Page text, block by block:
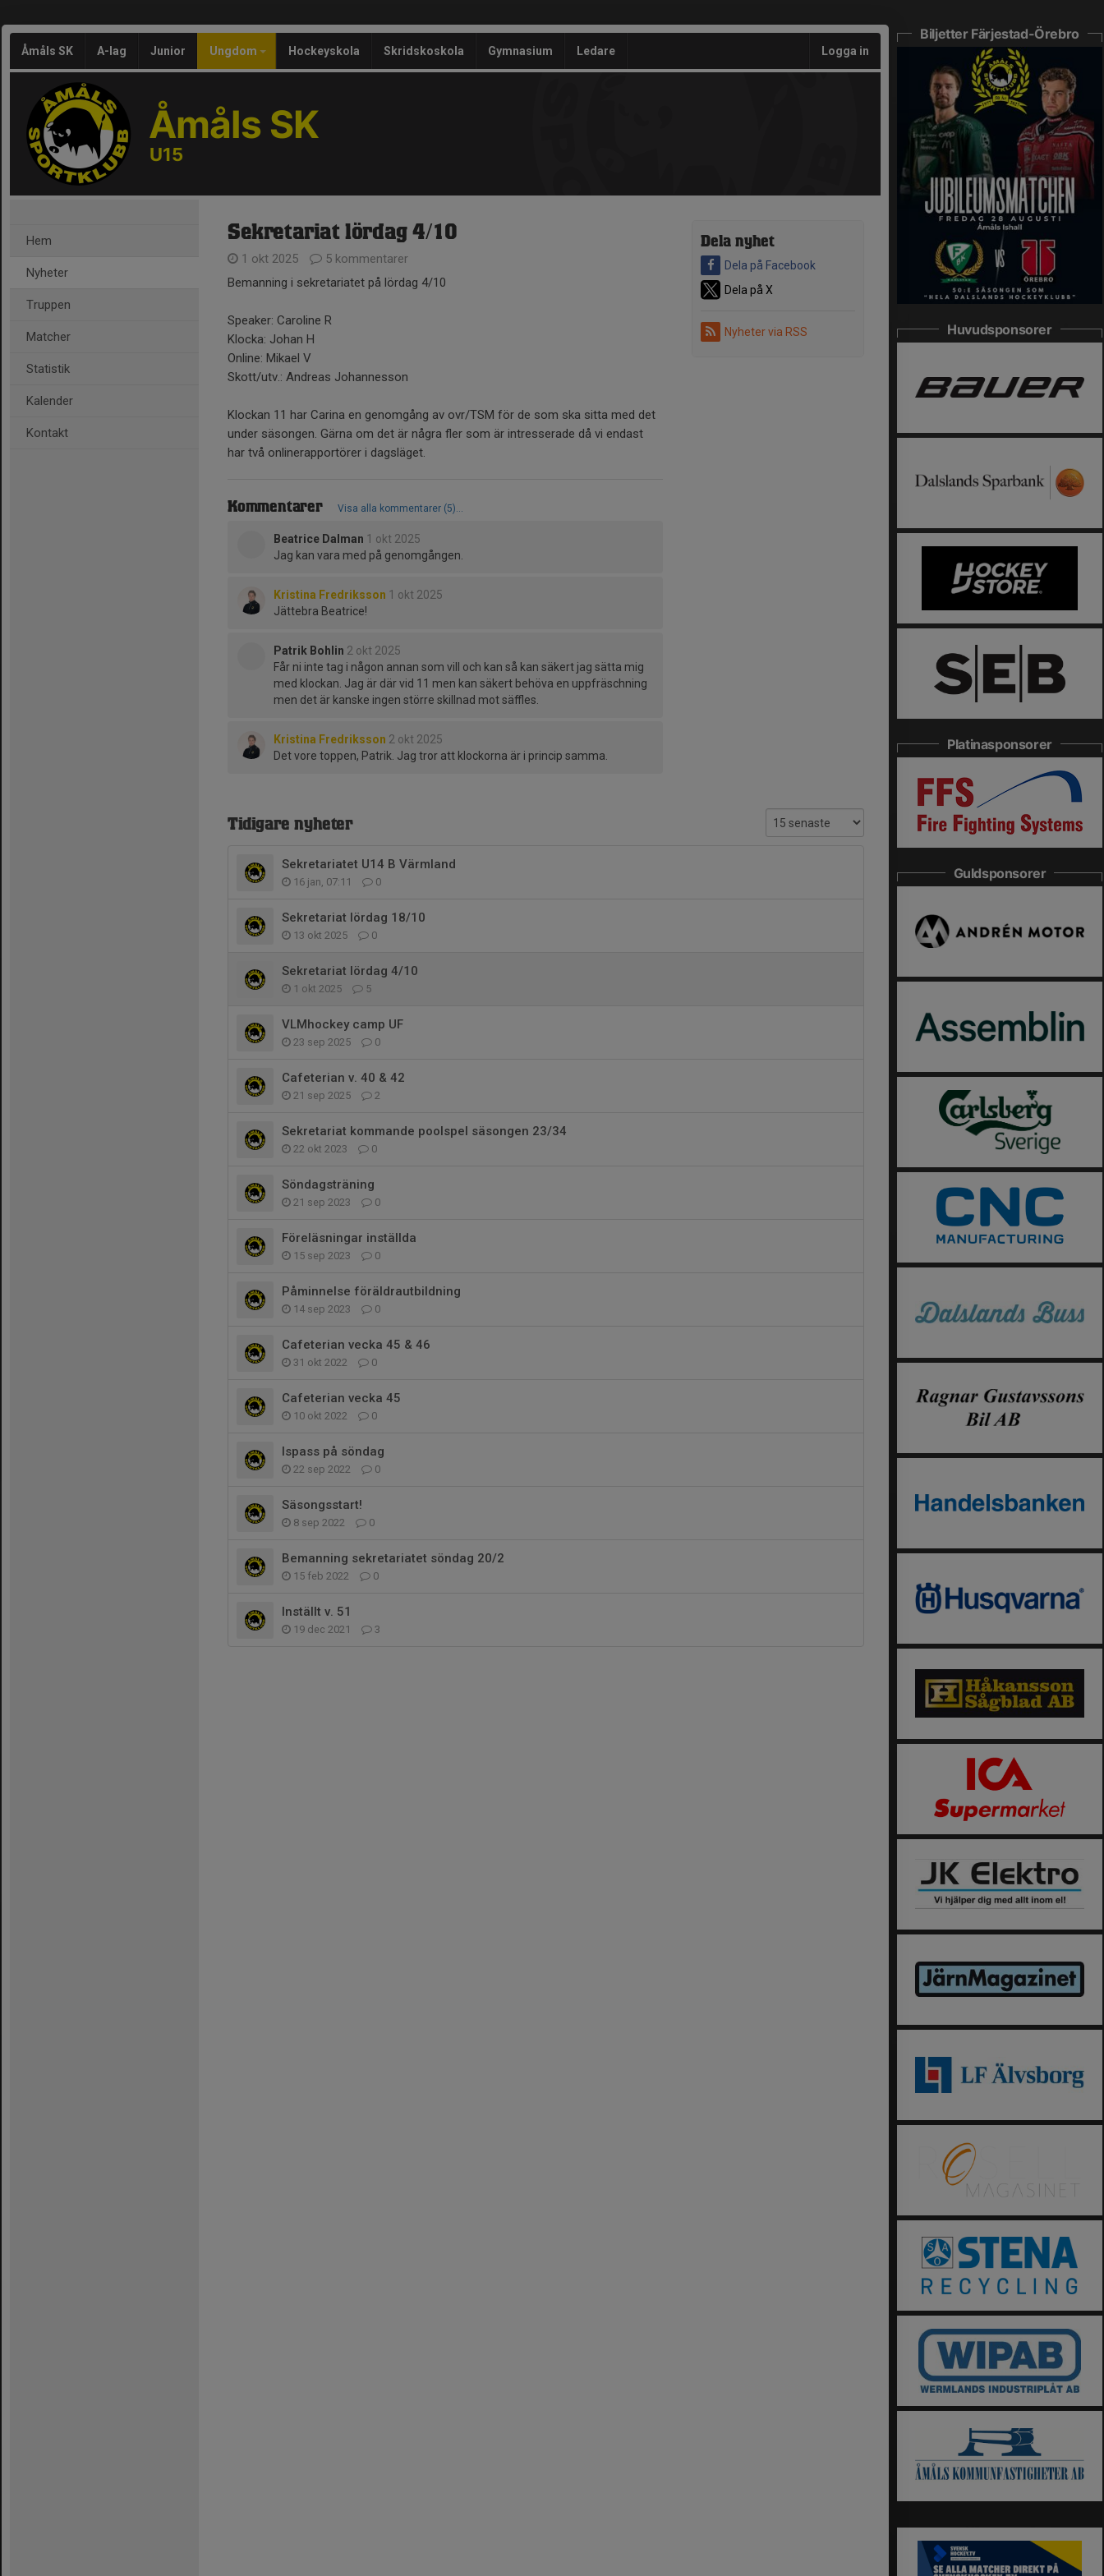
Åmåls SK A-lag Junior Ungdom Hockeyskola Skridskoskola Gymnasium Ledare Logga in
Åmåls SK
U15
Hem
Nyheter
Truppen
Matcher
Statistik
Kalender
Kontakt
Dela nyhet
Dela på Facebook
Dela på X
Nyheter via RSS
Sekretariat lördag 4/10
1 okt 2025
5 kommentarer
Bemanning i sekretariatet på lördag 4/10
Speaker: Caroline R
Klocka: Johan H
Online: Mikael V
Skott/utv.: Andreas Johannesson
Klockan 11 har Carina en genomgång av ovr/TSM för de som ska sitta med det
under säsongen. Gärna om det är några fler som är intresserade då vi endast
har två onlinerapportörer i dagsläget.
Kommentarer Visa alla kommentarer (5)...
Beatrice Dalman 1 okt 2025
Jag kan vara med på genomgången.
Kristina Fredriksson 1 okt 2025
Jättebra Beatrice!
Patrik Bohlin 2 okt 2025
Får ni inte tag i någon annan som vill och kan så kan säkert jag sätta mig
med klockan. Jag är där vid 11 men kan säkert behöva en uppfräschning
men det är kanske ingen större skillnad mot säffles.
Kristina Fredriksson 2 okt 2025
Det vore toppen, Patrik. Jag tror att klockorna är i princip samma.
Tidigare nyheter
Sekretariatet U14 B Värmland
16 jan, 07:11 0
Sekretariat lördag 18/10
13 okt 2025 0
Sekretariat lördag 4/10
1 okt 2025 5
VLMhockey camp UF
23 sep 2025 0
Cafeterian v. 40 & 42
21 sep 2025 2
Sekretariat kommande poolspel säsongen 23/34
22 okt 2023 0
Söndagsträning
21 sep 2023 0
Föreläsningar inställda
15 sep 2023 0
Påminnelse föräldrautbildning
14 sep 2023 0
Cafeterian vecka 45 & 46
31 okt 2022 0
Cafeterian vecka 45
10 okt 2022 0
Ispass på söndag
22 sep 2022 0
Säsongsstart!
8 sep 2022 0
Bemanning sekretariatet söndag 20/2
15 feb 2022 0
Inställt v. 51
19 dec 2021 3
Biljetter Färjestad-Örebro
Huvudsponsorer
Platinasponsorer
Guldsponsorer